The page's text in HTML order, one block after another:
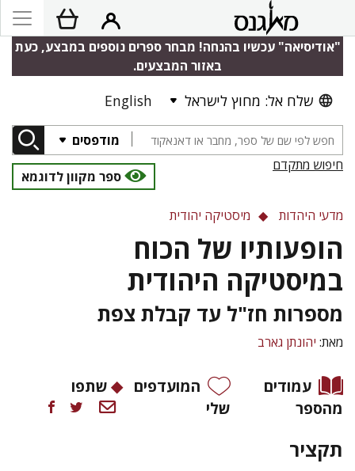
"אודיסיאה" עכשיו בהנחה! מבחר ספרים נוספים במבצע, כעת
באזור המבצעים.
שלח אל: מחוץ לישראל English
מודפסים
חיפוש מתקדם
ספר מקוון לדוגמא
מדעי היהדות מיסטיקה יהודית
הופעותיו של הכוח
במיסטיקה היהודית
מספרות חז"ל עד קבלת צפת
מאת: יהונתן גארב
עמודים
מהספר
המועדפים
שלי
שתפו
תקציר